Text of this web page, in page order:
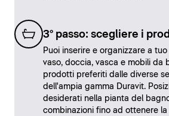
3° passo: scegliere i
Puoi inserire e organizzare a
vaso, doccia, vasca e mobili da
prodotti preferiti dalle diverse
dell'ampia gamma Duravit.
desiderati nella pianta del
combinazioni fino ad ottenere